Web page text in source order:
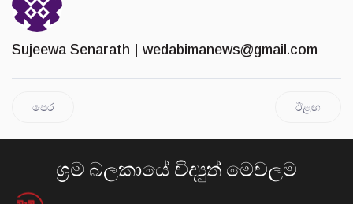
Sujeewa Senarath | wedabimanews@gmail.com
පෙර ඊළඟ
ශ්‍රම බලකායේ විද්‍යුත් මෙවලම